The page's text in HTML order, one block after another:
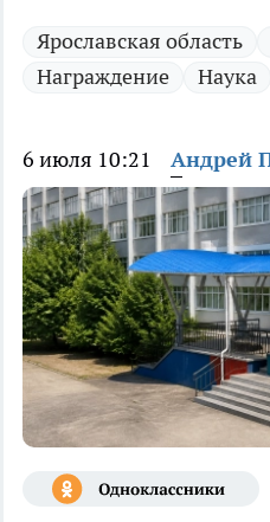
Ярославская область
Награждение
Наука
6 июля 10:21 Андрей